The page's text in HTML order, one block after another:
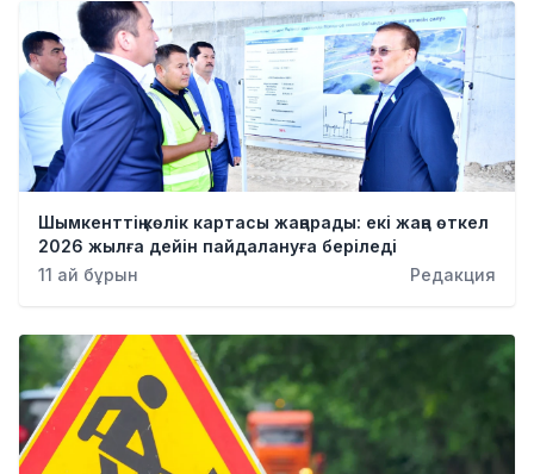
Шымкенттің көлік картасы жаңарады: екі жаңа өткел
2026 жылға дейін пайдалануға беріледі
11 ай бұрын
Редакция